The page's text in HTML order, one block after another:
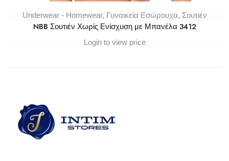
Underwear - Homewear, Γυναικεία Εσώρουχα, Σουτιέν
NBB Σουτιέν Χωρίς Ενίσχυση με Μπανέλα 3412
Login to view price